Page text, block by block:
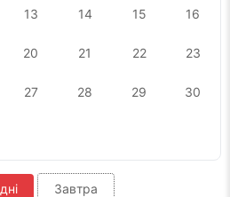
13 14 15 16
20 21 22 23
27 28 29 30
Завтра